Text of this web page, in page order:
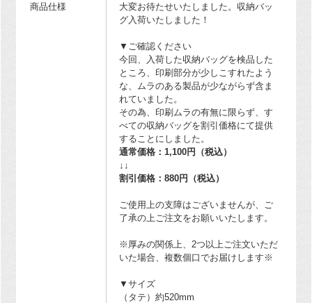
商品仕様
大変お待たせいたしました。収納バッ
グ入荷いたしました！
▼ご確認ください
今回、入荷した収納バッグを検品した
ところ、印刷部分が少しこすれたよう
な、ムラのある製品が少ながらず含ま
れていました。
その為、印刷ムラの有無に限らず、す
べての収納バッグを割引価格にて提供
することにしました。
通常価格：1,100円（税込）
↓↓
割引価格：880円（税込）
ご使用上の支障はございませんが、ご
了承の上ご注文をお願いいたします。
※厚みの関係上、2つ以上ご注文いただ
いた場合、複数個口でお届けします※
▼サイズ
（タテ）約520mm